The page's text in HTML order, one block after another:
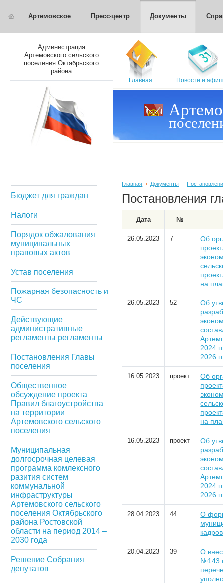
Артемовское Пресс-центр Документы
Администрация
Артемовского сельского
поселения Октябрьского
района
Главная Новости и
Бюджет для граждан
Налоги
Порядок обжалования
муниципальных
правовых актов
Устав поселения
Пожарная безопасность и
ЧС
Действующие
административные
регламенты регламенты
Постановления Главы
поселения
Общественное
обсуждение проекта
Правил благоустройства
на территории
Артемовского сельского
поселения
Муниципальная
долгосрочная целевая
программа комлексного
разития систем
коммунальной
инфраструктуры
Артемовского сельского
поселения Октябрьского
района Ростовской
области на период 2014 –
2030 года
Решение Собрания
депутатов
Главная Документы
Постановления
Дата №
26.05.2023 7
Об
на
26.05.2023 52
Об
2024
2026
16.05.2023 проект
Об
на
16.05.2023 проект
Об
2024
2026
28.04.2023 44
О
кадров
20.04.2023 39
О
№143